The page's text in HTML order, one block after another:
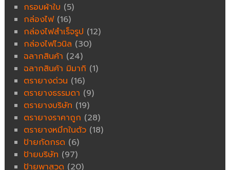
กรอบผ้าใบ (5)
กล่องไฟ(16)
กล่องไฟสำเร็จรูป (12)
กล่องไฟไวนิล (30)
ฉลากสินค้า (24)
ฉลากสินค้า มิมากิ (1)
ตรายางด่วน (16)
ตรายางธรรมดา (9)
ตรายางบริษัท (19)
ตรายางราคาถูก (28)
ตรายางหมึกในตัว (18)
ป้ายกัดกรด (6)
ป้ายบริษัท (97)
ป้ายพาสวูด (20)